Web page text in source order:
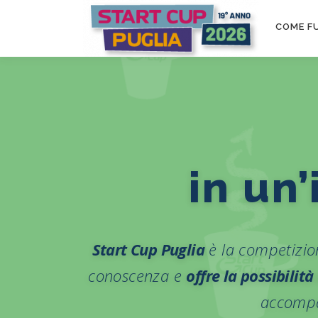
t
COME
Start Cup Pugliaè la
conoscenza e offre la possibilità